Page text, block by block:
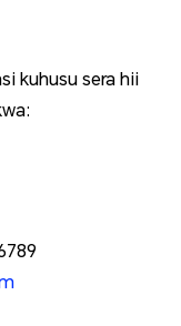
kuhusu sera hii